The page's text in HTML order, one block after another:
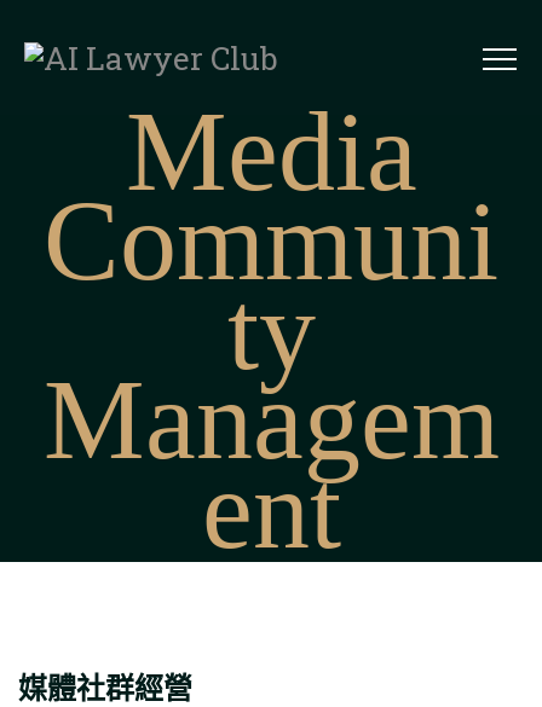
Media
Communi
ty
Managem
ent
媒體社群經營